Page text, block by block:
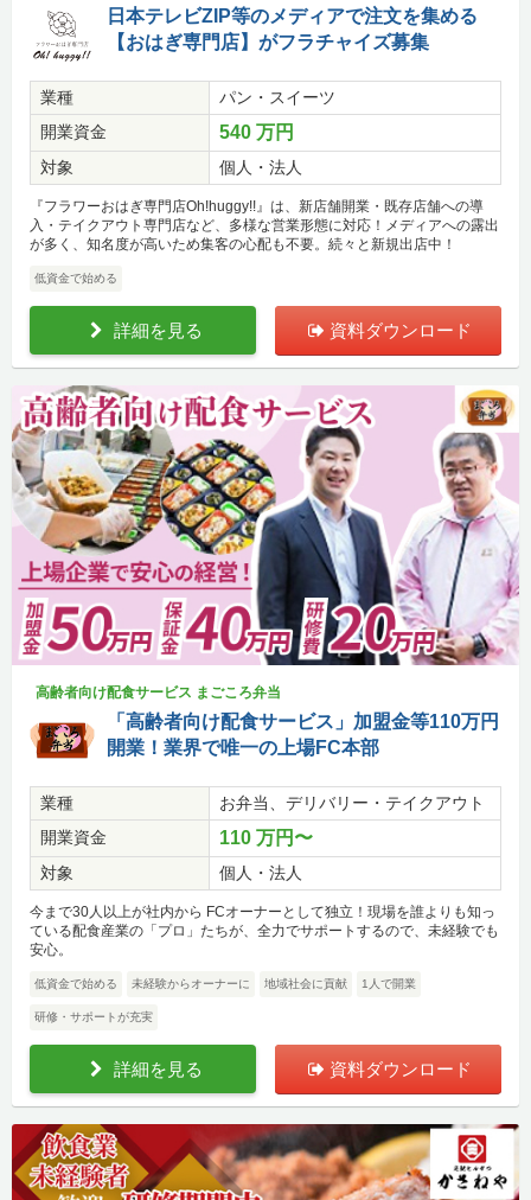
日本テレビZIP等のメディアで注文を集める
【おはぎ専門店】がフラチャイズ募集
業種
パン・スイーツ
開業資金
540 万円
対象 個人・法人
『フラワーおはぎ専門店Oh!huggy!!』は、新店舗開業・既存店舗への導
入・テイクアウト専門店など、多様な営業形態に対応！メディアへの露出
が多く、知名度が高いため集客の心配も不要。続々と新規出店中！
低資金で始める
詳細を見る 資料ダウンロード
高齢者向け配食サービス まごころ弁当
「高齢者向け配食サービス」加盟金等110万円
開業！業界で唯一の上場FC本部
業種
お弁当、デリバリー・テイクアウト
開業資金
110 万円〜
対象 個人・法人
今まで30人以上が社内から FCオーナーとして独立！現場を誰よりも知っ
ている配食産業の「プロ」たちが、全力でサポートするので、未経験でも
安心。
低資金で始める 未経験からオーナーに 地域社会に貢献 1人で開業
研修・サポートが充実
詳細を見る 資料ダウンロード